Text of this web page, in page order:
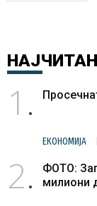
1
ЕКОНОМИЈА
2
ФОТО:
милиони